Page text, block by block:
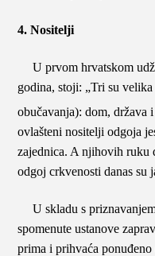
4. Nositelji
U prvom hrvatskom
godina, stoji: „Tri su
obučavanja): dom, država
ovlašteni nositelji odgoja
zajednica. A njihovih ruku
odgoj crkvenosti danas su
U skladu s
spomenute ustanove
prima i prihvaća